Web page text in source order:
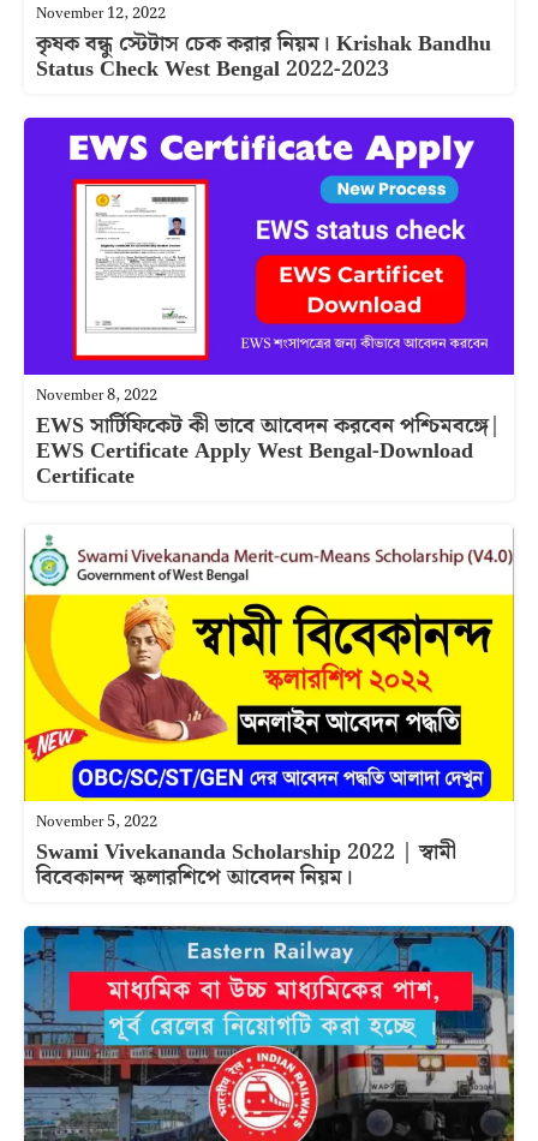
November 12, 2022
কৃষক বন্ধু স্টেটাস চেক করার নিয়ম। Krishak Bandhu
Status Check West Bengal 2022-2023
November 8, 2022
EWS সার্টিফিকেট কী ভাবে আবেদন করবেন পশ্চিমবঙ্গে|
EWS Certificate Apply West Bengal-Download
Certificate
November 5, 2022
Swami Vivekananda Scholarship 2022 | স্বামী
বিবেকানন্দ স্কলারশিপে আবেদন নিয়ম।